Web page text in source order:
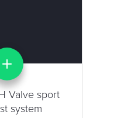
Valve sport
system